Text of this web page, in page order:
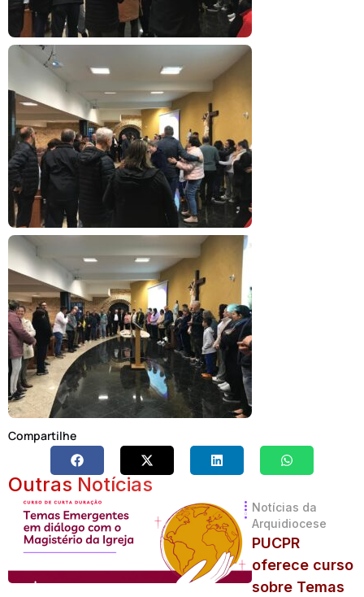
Compartilhe
Outras Notícias
Notícias da
Arquidiocese
PUCPR
oferece curso
sobre Temas